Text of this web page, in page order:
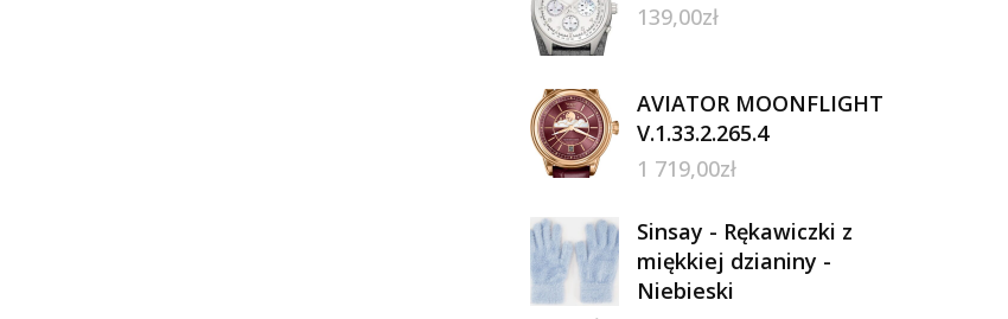
139,00zł
AVIATOR MOONFLIGHT
V.1.33.2.265.4
1 719,00zł
Sinsay - Rękawiczki z
miękkiej dzianiny -
Niebieski